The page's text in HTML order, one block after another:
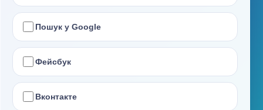
Пошук у Google
Фейсбук
Вконтакте